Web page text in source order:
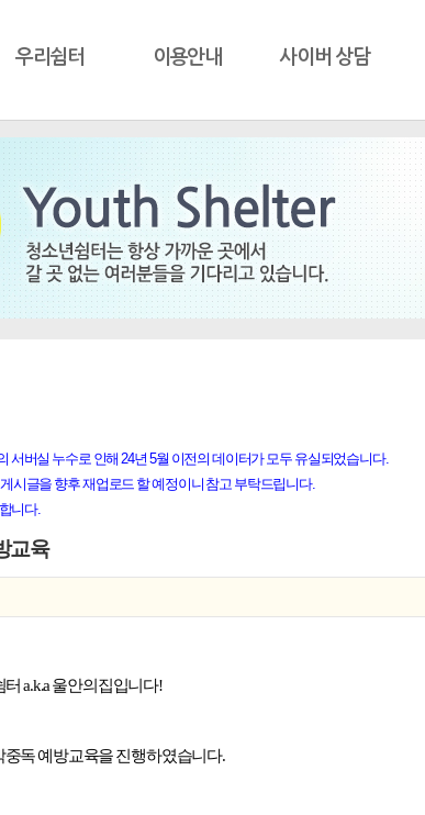
우리쉼터 이용안내 사이버 상담
서버실 누수로 인해 24년 5월 이전의 데이터가 모두 유실되었습니다.
시글을 향후 재업로드 할 예정이니 참고 부탁드립니다.
니다.
교육
터a.k.a울안의집입니다!
중독 예방교육을 진행하였습니다.